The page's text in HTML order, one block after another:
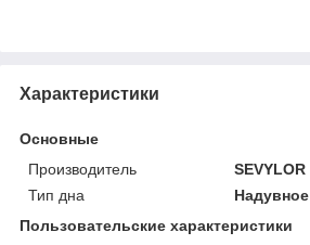
Характеристики
Основные
Производитель
SEVYLOR
Тип дна
Надувное
Пользовательские характеристики